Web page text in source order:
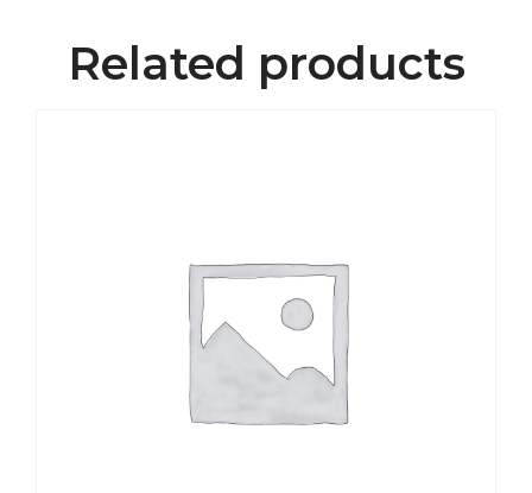
Related products